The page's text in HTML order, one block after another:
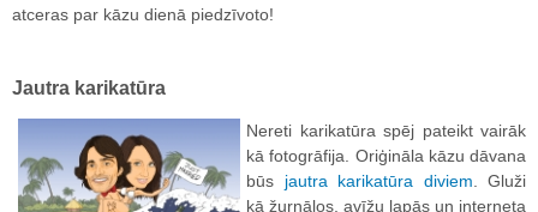
atceras par kāzu dienā piedzīvoto!
Jautra karikatūra
Nereti karikatūra spēj pateikt vairāk
kā fotogrāfija. Oriģināla kāzu dāvana
būs jautra karikatūra diviem . Gluži
kā žurnālos, avīžu lapās un interneta